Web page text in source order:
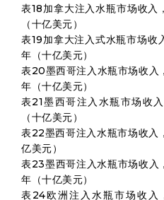
表18加拿大注入水瓶市场收
（十亿美元）
表19加拿大注入式水瓶市场
年（十亿美元）
表20墨西哥注入水瓶市场收
年（十亿美元）
表21墨西哥注入水瓶市场收
（十亿美元）
表22墨西哥注入水瓶市场收
亿美元）
表23墨西哥注入水瓶市场收
年（十亿美元）
表24欧洲注入水瓶市场收